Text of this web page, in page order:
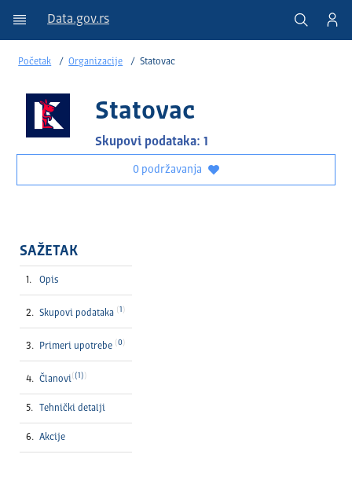
Data.gov.rs
Početak Organizacije Statovac
Statovac
Skupovi podataka: 1
0 podržavanja
SAŽETAK
Opis
Skupovi podataka 1
Primeri upotrebe 0
Članovi (1)
Tehnički detalјi
Akcije